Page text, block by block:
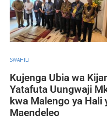
SWAHILI
Kujenga Ubia wa
Yatafuta Uungwaji
kwa Malengo ya Hali
Maendeleo